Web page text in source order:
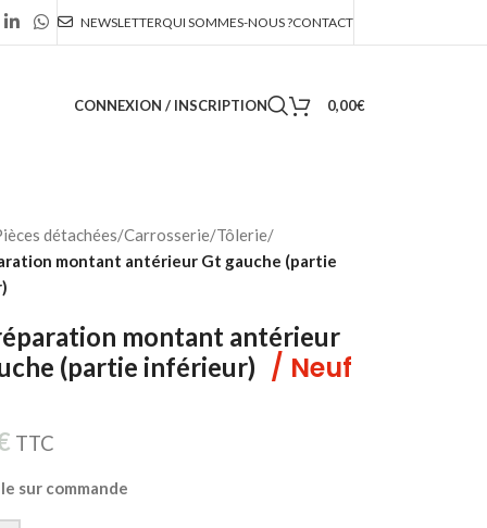
NEWSLETTERQUI SOMMES-NOUS ?CONTACT
CONNEXION / INSCRIPTION 0,00€
détachées/Carrosserie/Tôlerie/
montant antérieur Gt gauche (partie
montant antérieur
(partie inférieur) / Neuf
TTC
sur commande